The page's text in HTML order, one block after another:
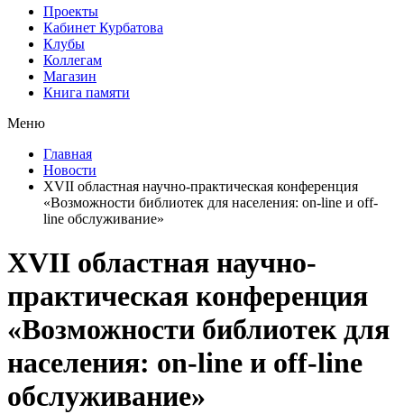
Проекты
Кабинет Курбатова
Клубы
Коллегам
Магазин
Книга памяти
Меню
Главная
Новости
XVII областная научно-практическая конференция
«Возможности библиотек для населения: on-line и off-
line обслуживание»
XVII областная научно-
практическая конференция
«Возможности библиотек для
населения: on-line и off-line
обслуживание»